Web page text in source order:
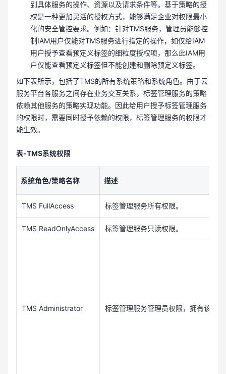
到具体服务的操作、资源以及请求条件等。基于策略的授
权是一种更加灵活的授权方式，能够满足企业对权限最小
化的安全管控要求。例如：针对TMS服务，管理员能够控
制IAM用户仅能对TMS服务进行指定的操作，如仅给IAM
用户授予查看预定义标签的细粒度授权项，那么此IAM用
户仅能查看预定义标签但不能创建和删除预定义标签。
如下表所示，包括了TMS的所有系统策略和系统角色。由于云
服务平台各服务之间存在业务交互关系，标签管理服务的策略
依赖其他服务的策略实现功能。因此给用户授予标签管理服务
的权限时，需要同时授予依赖的权限，标签管理服务的权限才
能生效。
表-TMS系统权限
系统角色/策略名称 描述
TMS FullAccess 标签管理服务所有权限。
TMS ReadOnlyAccess 标签管理服务只读权限。
TMS Administrator 标签管理服务管理员权限，拥有该服